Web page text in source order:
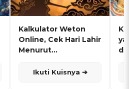
Kalkulator Weton
Online, Cek Hari Lahir
Menurut
Ikuti Kuisnya ➔